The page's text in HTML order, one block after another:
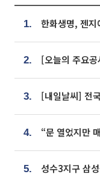
1.
2.
3. [내일날씨] 전
4.
5.